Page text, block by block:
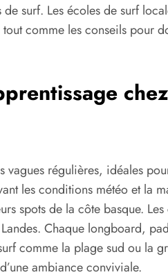
surf. Les écoles de surf
comme les conseils pour
chez
régulières, idéales
les conditions météo et la
spots de la côte basque.
Landes. Chaque longboard,
comme la plage sud ou la
ambiance conviviale.